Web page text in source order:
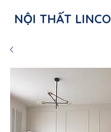
NỘI THẤT LINCO